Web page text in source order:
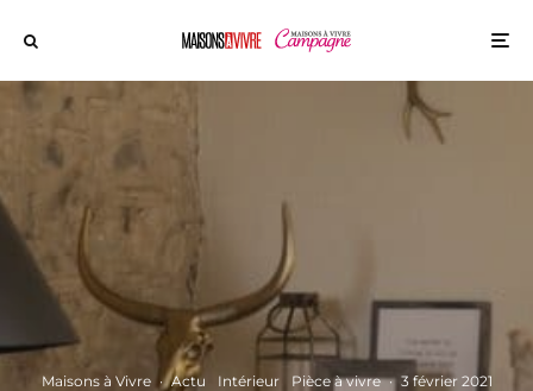
Maisons à Vivre · Actu Intérieur Pièce à vivre · 3 février 2021